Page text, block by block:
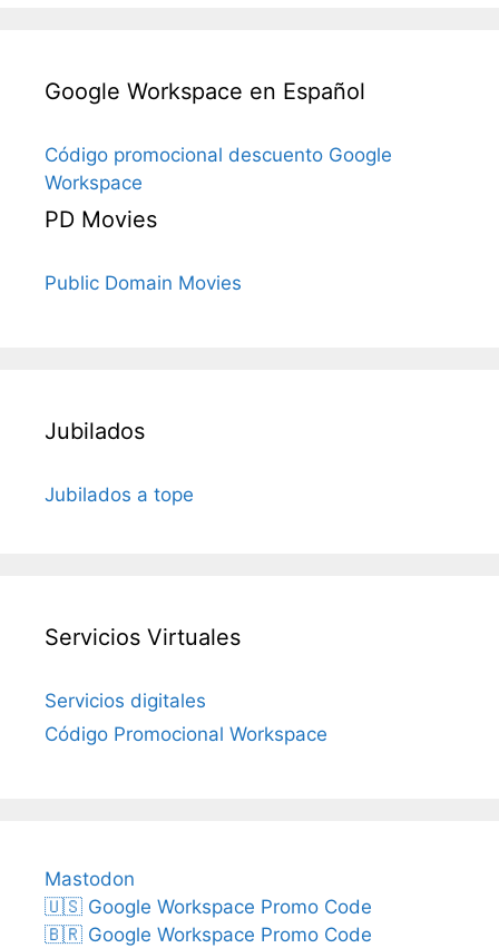
Google Workspace en Español
Código promocional descuento Google
Workspace
PD Movies
Public Domain Movies
Jubilados
Jubilados a tope
Servicios Virtuales
Servicios digitales
Código Promocional Workspace
Mastodon
🇺🇸 Google Workspace Promo Code
🇧🇷 Google Workspace Promo Code